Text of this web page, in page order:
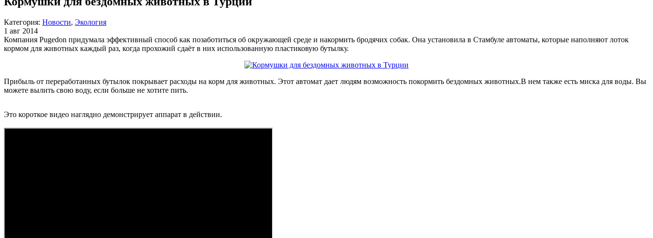
Категория: Новости, Экология
1 авг 2014
Компания Pugedon придумала эффективный способ как позаботиться об окружающей среде и накормить бродячих собак. Она установила в Стамбуле автоматы, которые наполняют лоток
кормом для животных каждый раз, когда прохожий сдаёт в них использованную пластиковую бутылку.
Прибыль от переработанных бутылок покрывает расходы на корм для животных. Этот автомат дает людям возможность покормить бездомных животных.В нем также есть миска для воды. Вы
можете вылить свою воду, если больше не хотите пить.
Это короткое видео наглядно демонстрирует аппарат в действии.